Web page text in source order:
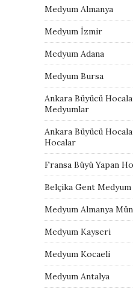
Medyum Almanya
Medyum İzmir
Medyum Adana
Medyum Bursa
Ankara Büyücü
Medyumlar
Ankara Büyücü
Hocalar
Fransa Büyü Yapan
Belçika Gent
Medyum Almanya
Medyum Kayseri
Medyum Kocaeli
Medyum Antalya